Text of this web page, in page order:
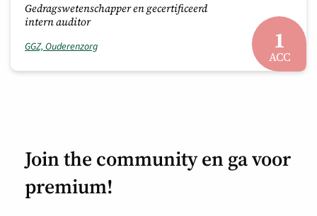
Gedragswetenschapper en gecertificeerd
intern auditor
GGZ, Ouderenzorg 1
ACC
Join the community en ga voor
premium!